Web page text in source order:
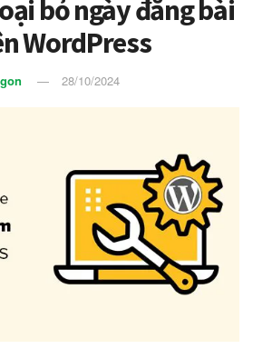
bỏ ngày đăng bài
WordPress
28/10/2024